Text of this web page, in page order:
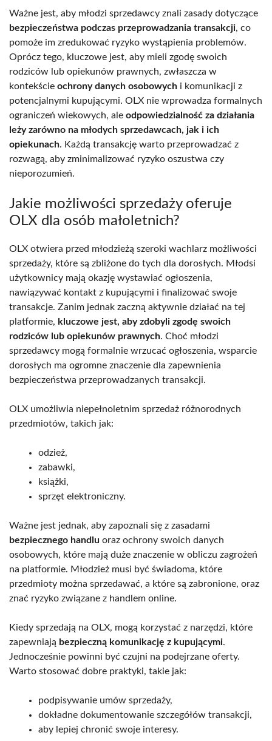
Ważne jest, aby młodzi sprzedawcy znali zasady dotyczące
bezpieczeństwa podczas przeprowadzania transakcji, co
pomoże im zredukować ryzyko wystąpienia problemów.
Oprócz tego, kluczowe jest, aby mieli zgodę swoich
rodziców lub opiekunów prawnych, zwłaszcza w
kontekście ochrony danych osobowych i komunikacji z
potencjalnymi kupującymi. OLX nie wprowadza formalnych
ograniczeń wiekowych, ale odpowiedzialność za działania
leży zarówno na młodych sprzedawcach, jak i ich
opiekunach. Każdą transakcję warto przeprowadzać z
rozwagą, aby zminimalizować ryzyko oszustwa czy
nieporozumień.
Jakie możliwości sprzedaży oferuje
OLX dla osób małoletnich?
OLX otwiera przed młodzieżą szeroki wachlarz możliwości
sprzedaży, które są zbliżone do tych dla dorosłych. Młodsi
użytkownicy mają okazję wystawiać ogłoszenia,
nawiązywać kontakt z kupującymi i finalizować swoje
transakcje. Zanim jednak zaczną aktywnie działać na tej
platformie, kluczowe jest, aby zdobyli zgodę swoich
rodziców lub opiekunów prawnych. Choć młodzi
sprzedawcy mogą formalnie wrzucać ogłoszenia, wsparcie
dorosłych ma ogromne znaczenie dla zapewnienia
bezpieczeństwa przeprowadzanych transakcji.
OLX umożliwia niepełnoletnim sprzedaż różnorodnych
przedmiotów, takich jak:
odzież,
zabawki,
książki,
sprzęt elektroniczny.
Ważne jest jednak, aby zapoznali się z zasadami
bezpiecznego handlu oraz ochrony swoich danych
osobowych, które mają duże znaczenie w obliczu zagrożeń
na platformie. Młodzież musi być świadoma, które
przedmioty można sprzedawać, a które są zabronione, oraz
znać ryzyko związane z handlem online.
Kiedy sprzedają na OLX, mogą korzystać z narzędzi, które
zapewniają bezpieczną komunikację z kupującymi.
Jednocześnie powinni być czujni na podejrzane oferty.
Warto stosować dobre praktyki, takie jak:
podpisywanie umów sprzedaży,
dokładne dokumentowanie szczegółów transakcji,
aby lepiej chronić swoje interesy.